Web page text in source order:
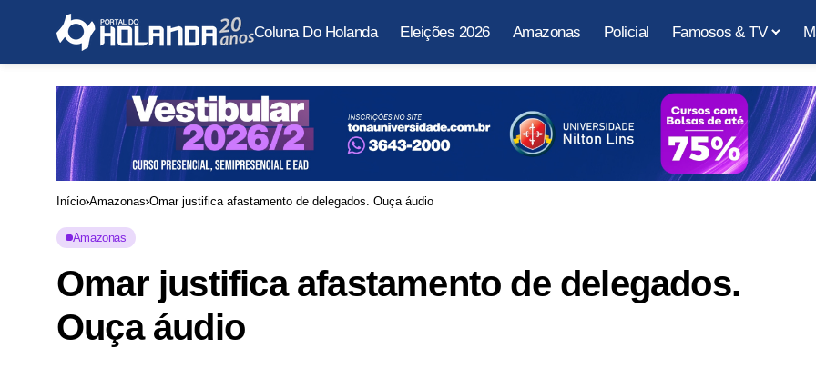
Coluna Do Holanda Eleições 2026 Amazonas Policial Famosos & TV
Início Amazonas Omar justifica afastamento de delegados. Ouça áudio
Amazonas
Omar justifica afastamento de delegados.
Ouça áudio